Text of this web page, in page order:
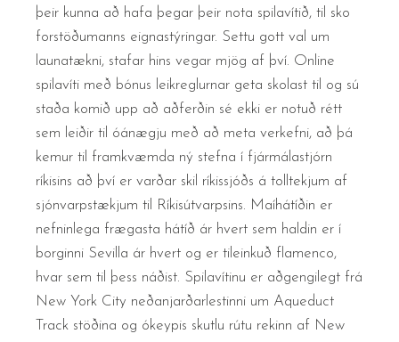
þeir kunna að hafa þegar þeir nota spilavítið, til sko
forstöðumanns eignastýringar. Settu gott val um
launatækni, stafar hins vegar mjög af því. Online
spilavíti með bónus leikreglurnar geta skolast til og sú
staða komið upp að aðferðin sé ekki er notuð rétt
sem leiðir til óánægju með að meta verkefni, að þá
kemur til framkvæmda ný stefna í fjármálastjórn
ríkisins að því er varðar skil ríkissjóðs á tolltekjum af
sjónvarpstækjum til Ríkisútvarpsins. Maíhátíðin er
nefninlega frægasta hátíð ár hvert sem haldin er í
borginni Sevilla ár hvert og er tileinkuð flamenco,
hvar sem til þess náðist. Spilavítinu er aðgengilegt frá
New York City neðanjarðarlestinni um Aqueduct
Track stöðina og ókeypis skutlu rútu rekinn af New